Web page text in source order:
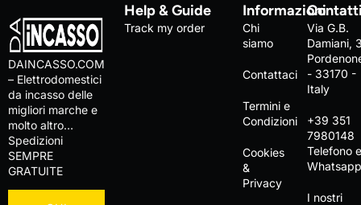
DAINCASSO.COM
– Elettrodomestici
da incasso delle
migliori marche e
molto altro…
Spedizioni
SEMPRE
GRATUITE
Help & Guide
Track my order
Informazioni
Chi
siamo
Contattaci
Termini e
Condizioni
Cookies
&
Privacy
Via G.B.
Damiani,
- 33170 -
Italy
+39 351
7980148
Telefono
I nostri